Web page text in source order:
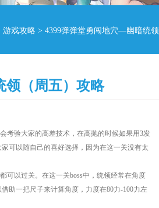
游戏攻略 > 4399弹弹堂勇闯地穴—幽暗统领（周五）攻略
领（周五）攻略
考验大家的高差技术，在高抛的时候如果用3发
可以随自己的喜好选择，因为在这一关没有太
可以过关。在这一关boss中，统领经常在角度
助一把尺子来计算角度，力度在80力-100力左